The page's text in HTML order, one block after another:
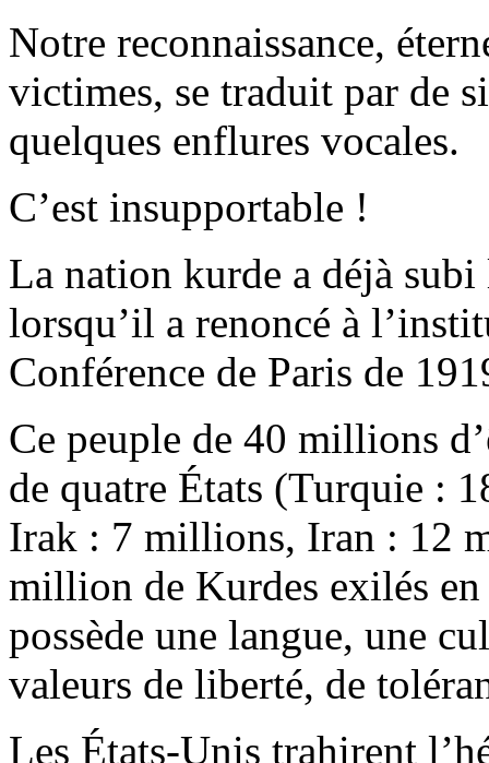
Notre reconnaissance,
victimes, se traduit par de
quelques enflures vocales.
C’est insupportable !
La nation kurde a déjà
lorsqu’il a renoncé à
Conférence de Paris de
Ce peuple de 40 millions
de quatre États (Turquie :
Irak : 7 millions, Iran : 12
million de Kurdes exilés
possède une langue, une
valeurs de liberté, de
Les États-Unis trahirent